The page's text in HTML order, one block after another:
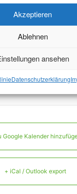
Akzeptieren
Ablehnen
ansehen
Datenschutzerklärung
E-MAIL
chen@gmail.com
Google Kalender
+ iCal / Outlook export